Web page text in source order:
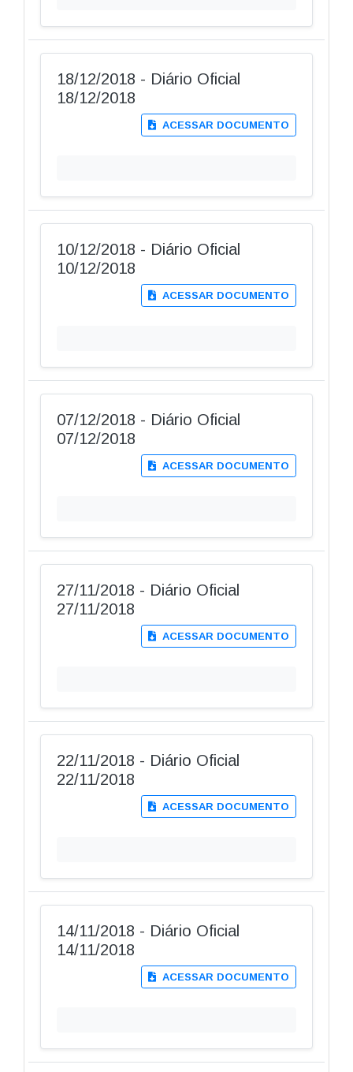
18/12/2018 - Diário Oficial
18/12/2018
ACESSAR DOCUMENTO
10/12/2018 - Diário Oficial
10/12/2018
ACESSAR DOCUMENTO
07/12/2018 - Diário Oficial
07/12/2018
ACESSAR DOCUMENTO
27/11/2018 - Diário Oficial
27/11/2018
ACESSAR DOCUMENTO
22/11/2018 - Diário Oficial
22/11/2018
ACESSAR DOCUMENTO
14/11/2018 - Diário Oficial
14/11/2018
ACESSAR DOCUMENTO